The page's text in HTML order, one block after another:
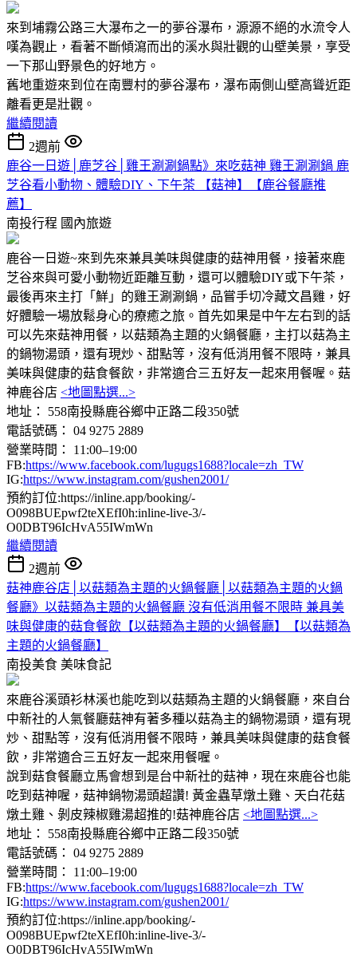
來到埔霧公路三大瀑布之一的夢谷瀑布，源源不絕的水流令人
嘆為觀止，看著不斷傾瀉而出的溪水與壯觀的山壁美景，享受
一下那山野景色的好地方。
舊地重遊來到位在南豐村的夢谷瀑布，瀑布兩側山壁高聳近距
離看更是壯觀。
繼續閱讀
2週前
鹿谷一日遊│鹿芝谷│雞王涮涮鍋點》來吃菇神 雞王涮涮鍋 鹿
芝谷看小動物、體驗DIY、下午茶 【菇神】【鹿谷餐廳推
薦】
南投行程 國內旅遊
鹿谷一日遊~來到先來兼具美味與健康的菇神用餐，接著來鹿
芝谷來與可愛小動物近距離互動，還可以體驗DIY或下午茶，
最後再來主打「鮮」的雞王涮涮鍋，品嘗手切冷藏文昌雞，好
好體驗一場放鬆身心的療癒之旅。首先如果是中午左右到的話
可以先來菇神用餐，以菇類為主題的火鍋餐廳，主打以菇為主
的鍋物湯頭，還有現炒、甜點等，沒有低消用餐不限時，兼具
美味與健康的菇食餐飲，非常適合三五好友一起來用餐喔。菇
神鹿谷店 <地圖點選...>
地址： 558南投縣鹿谷鄉中正路二段350號
電話號碼： 04 9275 2889
營業時間： 11:00–19:00
FB:https://www.facebook.com/lugugs1688?locale=zh_TW
IG:https://www.instagram.com/gushen2001/
預約訂位:https://inline.app/booking/-
O098BUEpwf2teXEfI0h:inline-live-3/-
O0DBT96IcHvA55IWmWn
繼續閱讀
2週前
菇神鹿谷店│以菇類為主題的火鍋餐廳│以菇類為主題的火鍋
餐廳》以菇類為主題的火鍋餐廳 沒有低消用餐不限時 兼具美
味與健康的菇食餐飲【以菇類為主題的火鍋餐廳】【以菇類為
主題的火鍋餐廳】
南投美食 美味食記
來鹿谷溪頭衫林溪也能吃到以菇類為主題的火鍋餐廳，來自台
中新社的人氣餐廳菇神有著多種以菇為主的鍋物湯頭，還有現
炒、甜點等，沒有低消用餐不限時，兼具美味與健康的菇食餐
飲，非常適合三五好友一起來用餐喔。
說到菇食餐廳立馬會想到是台中新社的菇神，現在來鹿谷也能
吃到菇神喔，菇神鍋物湯頭超讚! 黃金蟲草燉土雞、天白花菇
燉土雞、剝皮辣椒雞湯超推的!菇神鹿谷店 <地圖點選...>
地址： 558南投縣鹿谷鄉中正路二段350號
電話號碼： 04 9275 2889
營業時間： 11:00–19:00
FB:https://www.facebook.com/lugugs1688?locale=zh_TW
IG:https://www.instagram.com/gushen2001/
預約訂位:https://inline.app/booking/-
O098BUEpwf2teXEfI0h:inline-live-3/-
O0DBT96IcHvA55IWmWn